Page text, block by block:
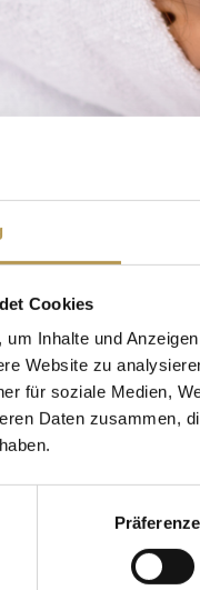
Cookies
Inhalte und
Website zu
für soziale Medien,
Daten zusammen,
eine
sind perfekt